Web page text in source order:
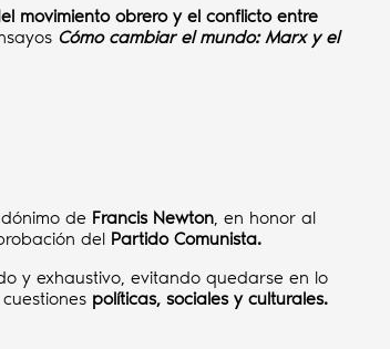
movimiento obrero y el conflicto entre
Cómo cambiar el mundo: Marx y el
de Francis Newton, en honor al
del Partido Comunista.
y exhaustivo, evitando quedarse en lo
políticas, sociales y culturales.